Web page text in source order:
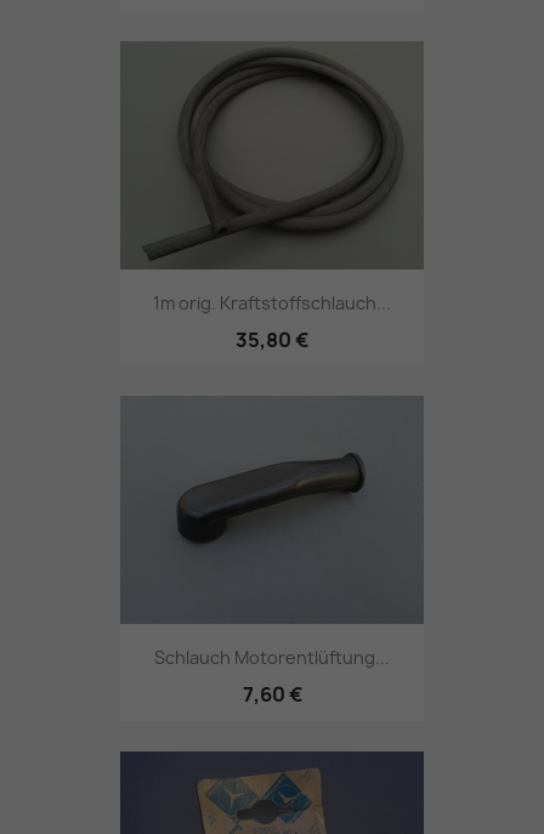
1m orig. Kraftstoffschlauch...
35,80 €
Schlauch Motorentlüftung...
7,60 €